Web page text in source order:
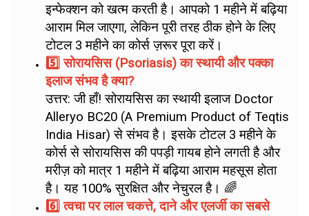
इन्फेक्शन को खत्म करती है। आपको 1 महीने में बढ़िया
आराम मिल जाएगा, लेकिन पूरी तरह ठीक होने के लिए
टोटल 3 महीने का कोर्स ज़रूर पूरा करें।
5️⃣ सोरायसिस (Psoriasis) का स्थायी और पक्का
इलाज संभव है क्या?
उत्तर: जी हाँ! सोरायसिस का स्थायी इलाज Doctor
Alleryo BC20 (A Premium Product of Teqtis
India Hisar) से संभव है। इसके टोटल 3 महीने के
कोर्स से सोरायसिस की पपड़ी गायब होने लगती है और
मरीज़ को मात्र 1 महीने में बढ़िया आराम महसूस होता
है। यह 100% सुरक्षित और नेचुरल है। 🌈
6️⃣ त्वचा पर लाल चकत्ते, दाने और एलर्जी का सबसे